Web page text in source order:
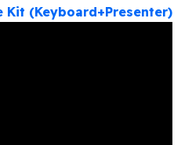
Kit (Keyboard+Presenter)